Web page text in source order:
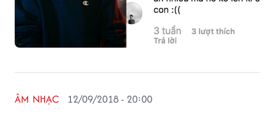
ÂM NHẠC 12/09/2018 - 20:00